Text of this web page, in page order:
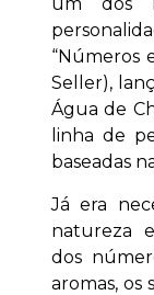
um dos
“Números
Seller),
Água de
linha de
baseadas
Já era
natureza
dos
aromas, os